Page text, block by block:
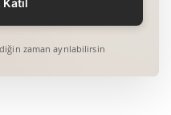
zaman ayrılabilirsin